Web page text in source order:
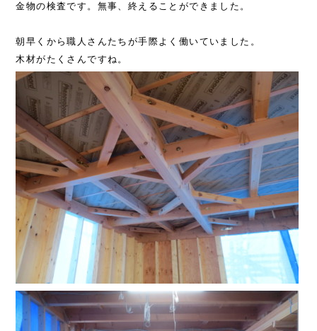
金物の検査です。無事、終えることができました。
朝早くから職人さんたちが手際よく働いていました。
木材がたくさんですね。